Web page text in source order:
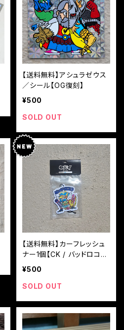
【送料無料】アシュラゼウス
／シール【OG復刻】
¥500
SOLD OUT
【送料無料】カーフレッシュ
ナー1個【CK / バッドロコ
コ】
¥500
SOLD OUT